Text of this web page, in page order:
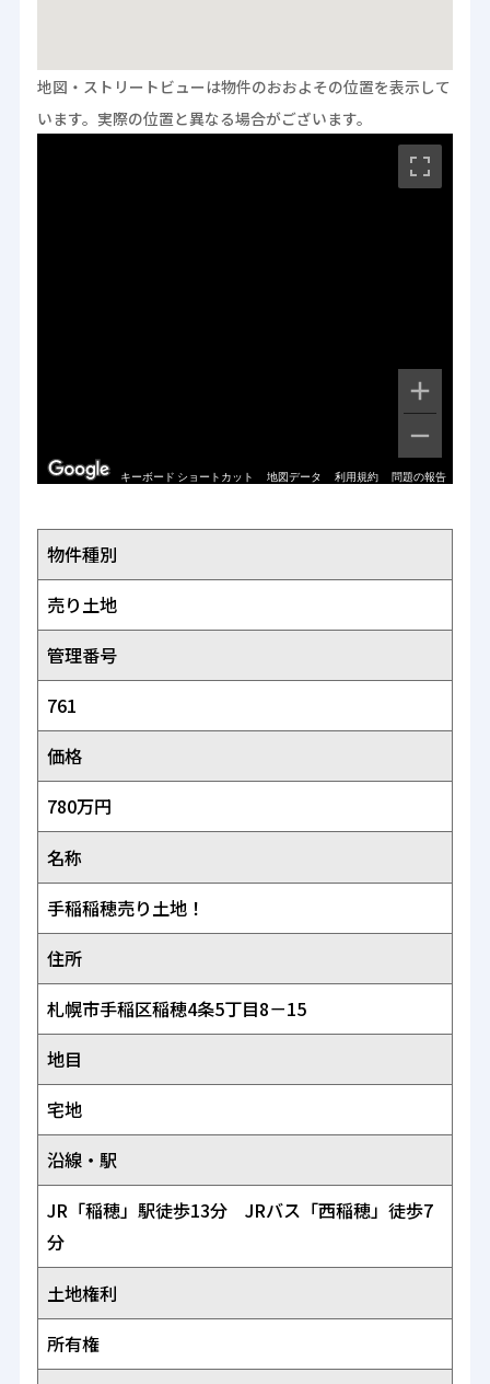
地図・ストリートビューは物件のおおよその位置を表示して
います。 実際の位置と異なる場合がございます。
キーボード ショートカット 地図データ 利用規約 問題の報告
物件種別
売り土地
管理番号
761
価格
780万円
名称
手稲稲穂売り土地！
住所
札幌市手稲区稲穂4条5丁目8－15
地目
宅地
沿線・駅
JR「稲穂」駅徒歩13分 JRバス「西稲穂」徒歩7
分
土地権利
所有権